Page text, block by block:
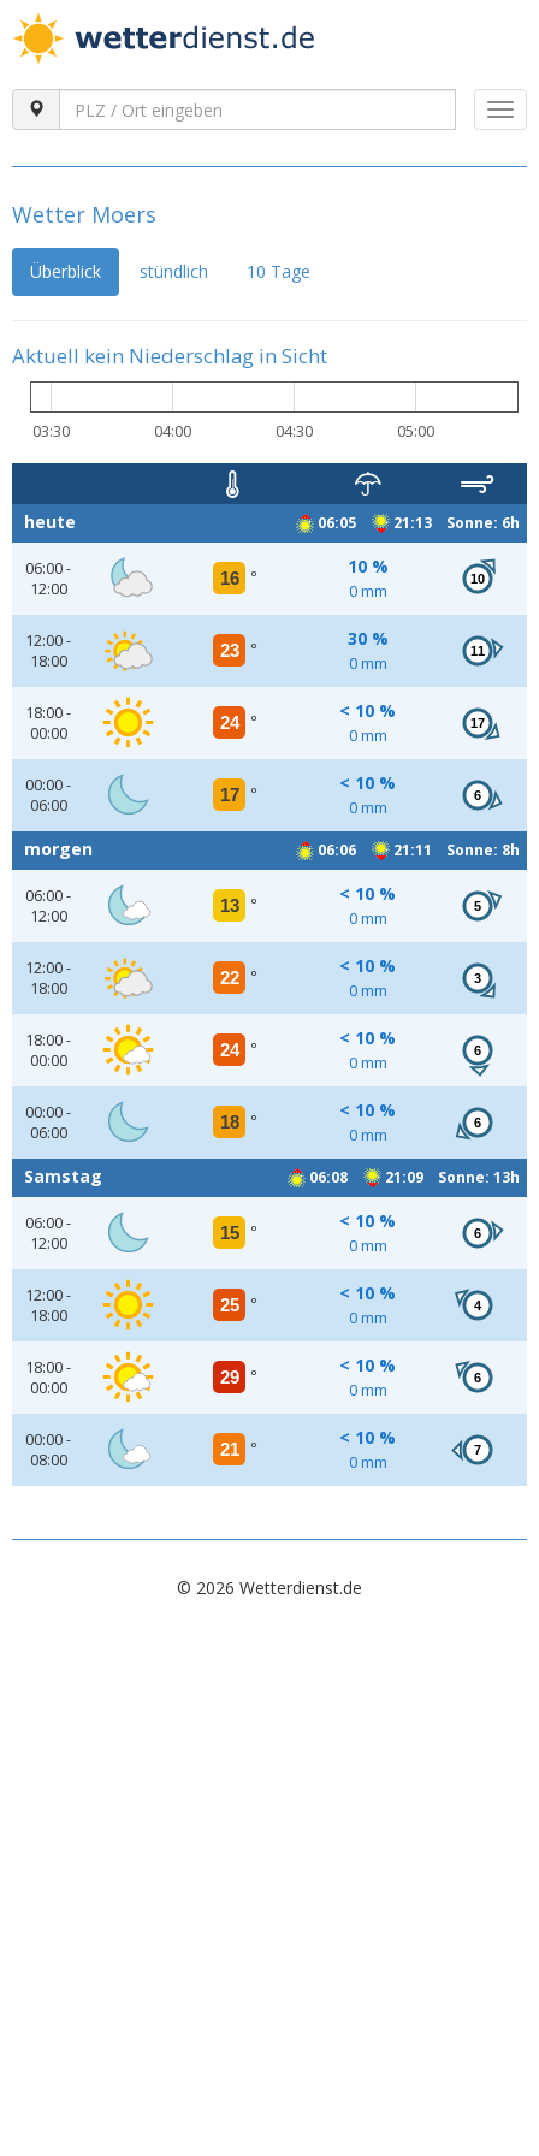
Wetter Moers
Überblick stündlich 10 Tage
Aktuell kein Niederschlag in Sicht
03:30 04:00 04:30 05:00
06:05 21:13 Sonne: 6h
heute
06:00 -
12:00
16 °
10 %
0 mm
10
12:00 -
18:00
23 °
30 %
0 mm
11
18:00 -
00:00
24 °
< 10 %
0 mm
17
00:00 -
06:00
17 °
< 10 %
0 mm
6
06:06 21:11 Sonne: 8h
morgen
06:00 -
12:00
13 °
< 10 %
0 mm
5
12:00 -
18:00
22 °
< 10 %
0 mm
3
18:00 -
00:00
24 °
< 10 %
0 mm
6
00:00 -
06:00
18 °
< 10 %
0 mm
6
06:08 21:09 Sonne: 13h
Samstag
06:00 -
12:00
15 °
< 10 %
0 mm
6
12:00 -
18:00
25 °
< 10 %
0 mm
4
18:00 -
00:00
29 °
< 10 %
0 mm
6
00:00 -
08:00
21 °
< 10 %
0 mm
7
© 2026 Wetterdienst.de